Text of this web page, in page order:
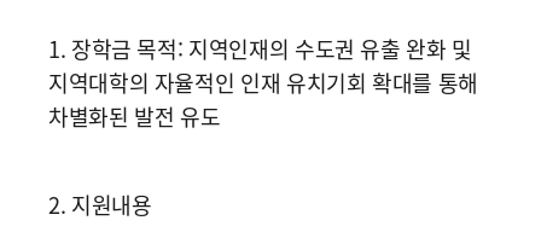
1. 장학금 목적: 지역인재의 수도권 유출 완화 및
지역대학의 자율적인 인재 유치기회 확대를 통해
차별화된 발전 유도
2. 지원내용